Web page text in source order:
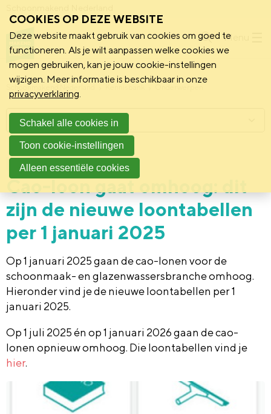
Menu
Schoonmakend Nederland
Praktijk 23 december 2024
Cao-loon gaat omhoog: dit
zijn de nieuwe loontabellen
per 1 januari 2025
Op 1 januari 2025 gaan de cao-lonen voor de
schoonmaak- en glazenwassersbranche omhoog.
Hieronder vind je de nieuwe loontabellen per 1
januari 2025.
Op 1 juli 2025 én op 1 januari 2026 gaan de cao-
lonen opnieuw omhoog. Die loontabellen vind je
hier.
Menu
COOKIES OP DEZE WEBSITE
Deze website maakt gebruik van cookies om goed te
functioneren. Als je wilt aanpassen welke cookies we
mogen gebruiken, kan je jouw cookie-instellingen
wijzigen. Meer informatie is beschikbaar in onze
privacyverklaring.
Schakel alle cookies in
Toon cookie-instellingen
Alleen essentiële cookies